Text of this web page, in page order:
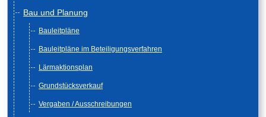
Bau und Planung
Bauleitpläne
Bauleitpläne im Beteiligungsverfahren
Lärmaktionsplan
Grundstücksverkauf
Vergaben / Ausschreibungen